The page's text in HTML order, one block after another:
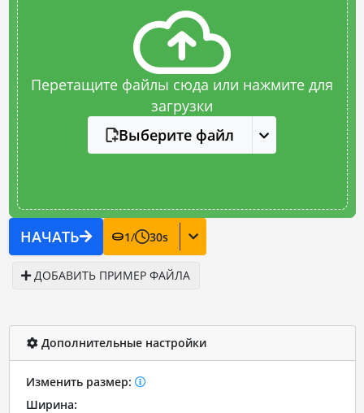
Перетащите файлы сюда или нажмите для
загрузки
Выберите файл
НАЧАТЬ 1/ 30s
ДОБАВИТЬ ПРИМЕР ФАЙЛА
Дополнительные настройки
Изменить размер:
Ширина: